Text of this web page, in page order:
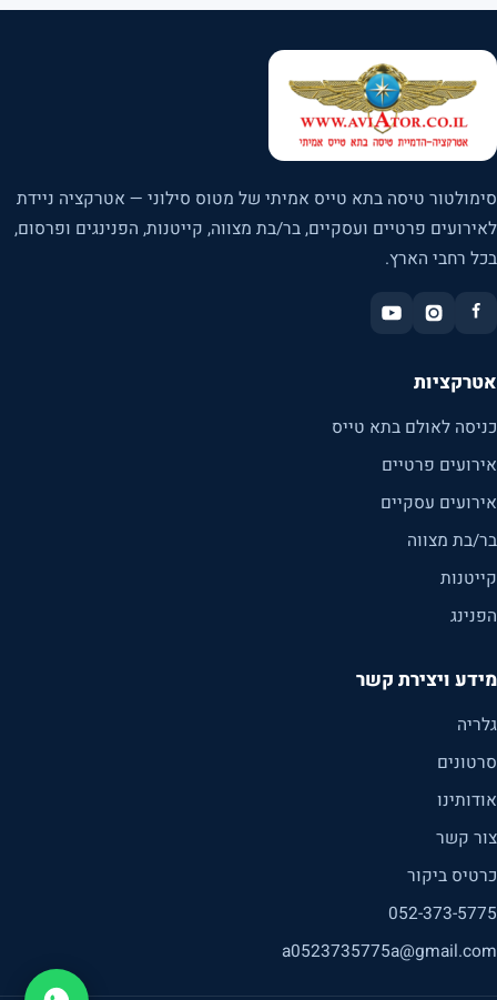
סימולטור טיסה בתא טייס אמיתי של מטוס סילוני — אטרקציה ניידת
לאירועים פרטיים ועסקיים, בר/בת מצווה, קייטנות, הפנינגים ופרסום,
בכל רחבי הארץ.
אטרקציות
כניסה לאולם בתא טייס
אירועים פרטיים
אירועים עסקיים
בר/בת מצווה
קייטנות
הפנינג
מידע ויצירת קשר
גלריה
סרטונים
אודותינו
צור קשר
כרטיס ביקור
052-373-5775
a0523735775a@gmail.com